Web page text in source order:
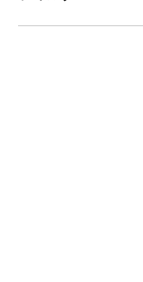
レジャー施設